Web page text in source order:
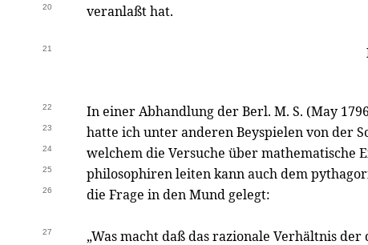
20 veranlaßt hat.
21
22 In einer Abhandlung der Berl. M. S. (May 1796
23 hatte ich unter anderen Beyspielen von der
24 welchem die Versuche über mathematische
25 philosophiren leiten kann auch dem
26 die Frage in den Mund gelegt:
27 „Was macht daß das razionale Verhältnis der